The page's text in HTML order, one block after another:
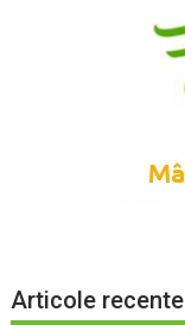
Articole recente